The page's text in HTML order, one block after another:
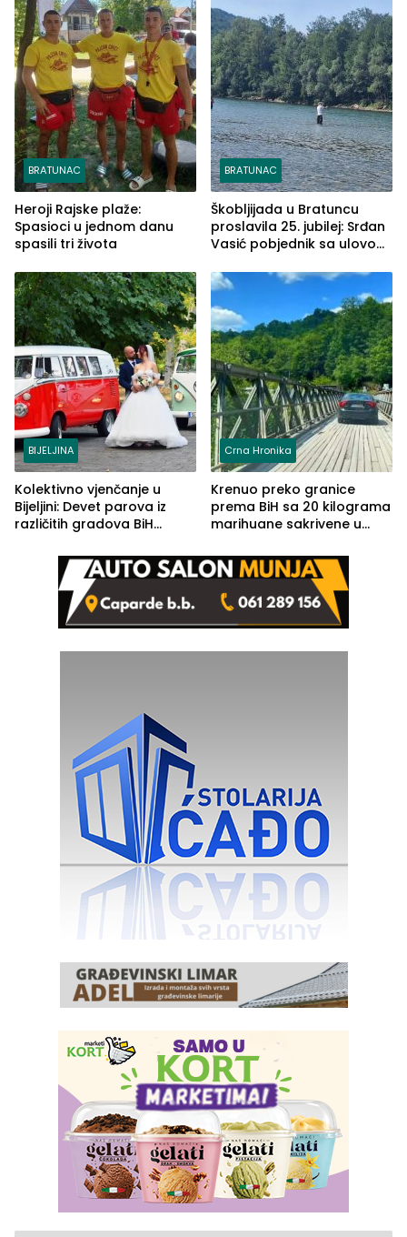
BRATUNAC
Heroji Rajske plaže:
Spasioci u jednom danu
spasili tri života
BRATUNAC
Škobljijada u Bratuncu
proslavila 25. jubilej: Srđan
Vasić pobjednik sa ulovom
BIJELJINA
Kolektivno vjenčanje u
Bijeljini: Devet parova iz
različitih gradova BiH
Crna Hronika
Krenuo preko granice
prema BiH sa 20 kilograma
marihuane sakrivene u